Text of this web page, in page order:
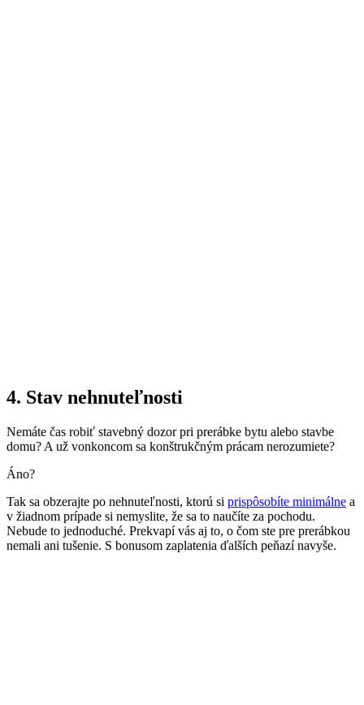
4. Stav nehnuteľnosti
Nemáte čas robiť stavebný dozor pri prerábke bytu alebo stavbe
domu? A už vonkoncom sa konštrukčným prácam nerozumiete?
Áno?
Tak sa obzerajte po nehnuteľnosti, ktorú si prispôsobíte minimálne a
v žiadnom prípade si nemyslite, že sa to naučíte za pochodu.
Nebude to jednoduché. Prekvapí vás aj to, o čom ste pre prerábkou
nemali ani tušenie. S bonusom zaplatenia ďalších peňazí navyše.